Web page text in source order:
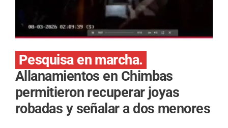
Pesquisa en marcha.
Allanamientos en Chimbas
permitieron recuperar joyas
robadas y señalar a dos menores